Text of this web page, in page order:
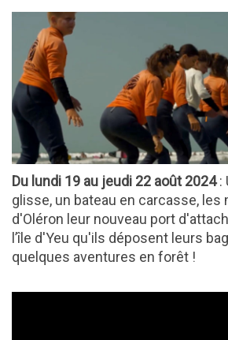
Du lundi 19 au jeudi 22 août 2024:
glisse, un bateau en carcasse,
d'Oléron leur nouveau port
l’île d'Yeu qu'ils déposent leurs
quelques aventures en forêt !